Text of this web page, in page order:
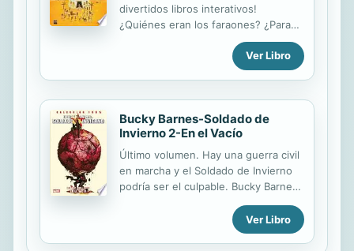
descubrimos a unpersonaje que bien
podría identificarse con muchas
jóvenes de hoy en día y quenos
arranca una sonrisa con cada una de
sus aventuras.Penélope Bagieu tiene
divertidos libros interativos!
¿Quiénes eran los faraones? ¿Para
qué servían las pirámides? ¿Qué es
una momia? ¿Sabes leer jeroglíficos?
Ver Libro
Bucky Barnes-Soldado de
Invierno 2-En el Vacío
Último volumen. Hay una guerra civil
en marcha y el Soldado de Invierno
podría ser el culpable. Bucky Barnes
vida anterior mientras Calavera lanza
su último desafío. Una pregunta flota
Ver Libro